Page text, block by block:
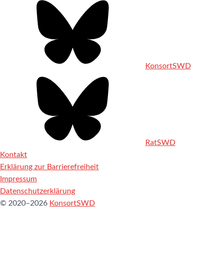
KonsortSWD
RatSWD
Kontakt
Erklärung zur Barrierefreiheit
Impressum
Datenschutzerklärung
© 2020–2026 KonsortSWD